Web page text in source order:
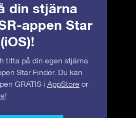
din stjärna
appen Star
titta på din egen stjärna
Star Finder. Du kan
GRATIS i AppStore or
!